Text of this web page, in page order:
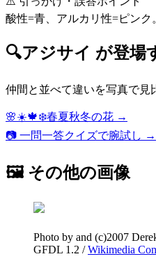
酸性=青、アルカリ性=ピンク
🔍アジサイ が登場
仲間と並べて違いを写真で見
🌸☀️🍁❄️春夏秋冬の花 →
📷 一問一答クイズで腕試し →
🖼 その他の画像
Photo by and (c)2007
GFDL 1.2 / Wikimedia